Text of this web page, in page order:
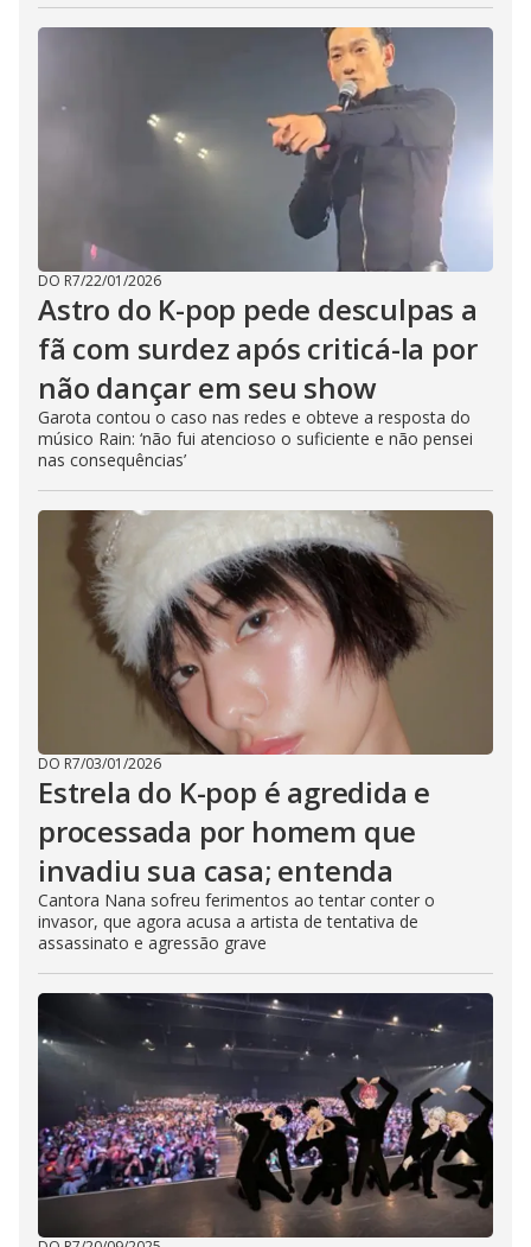
DO R7/22/01/2026
Astro do K-pop pede desculpas a
fã com surdez após criticá-la por
não dançar em seu show
Garota contou o caso nas redes e obteve a resposta do
músico Rain: ‘não fui atencioso o suficiente e não pensei
nas consequências’
DO R7/03/01/2026
Estrela do K-pop é agredida e
processada por homem que
invadiu sua casa; entenda
Cantora Nana sofreu ferimentos ao tentar conter o
invasor, que agora acusa a artista de tentativa de
assassinato e agressão grave